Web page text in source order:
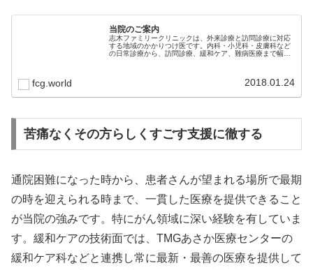
当院のご案内
志木ファミリークリニックは、外来診療と訪問診療に対応
する地域のかかりつけ医です。内科・小児科・皮膚科など
の日常診療から、訪問診療、緩和ケア、難病医療まで幅広
fcg.world 2018.01.24
苦痛なくその方らしくすごす支援に徹する
通院困難になった時から、患者さんが望まれる場所で最期
の時を迎えられる時まで、一貫した医療を提供できること
が当院の強みです。特にがん領域に深い経験を有していま
す。緩和ケアの技術面では、TMGあさか医療センターの
緩和ケア科などと連携し常に最新・最善の医療を提供して